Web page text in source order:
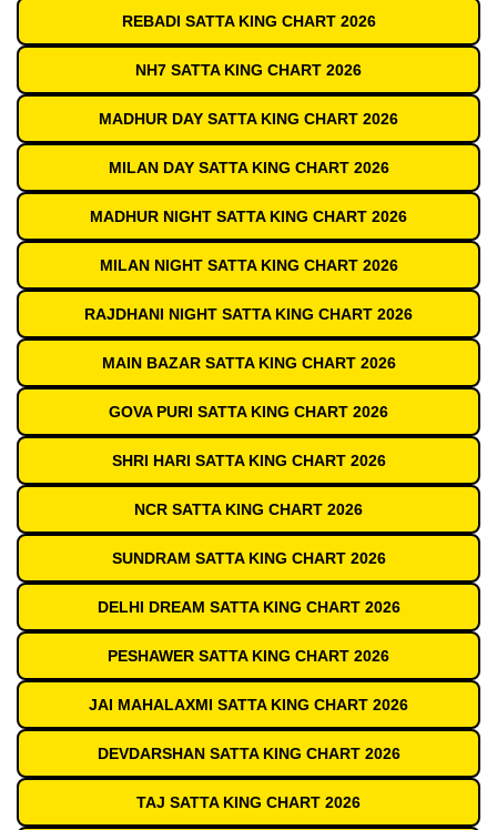
REBADI SATTA KING CHART 2026
NH7 SATTA KING CHART 2026
MADHUR DAY SATTA KING CHART 2026
MILAN DAY SATTA KING CHART 2026
MADHUR NIGHT SATTA KING CHART 2026
MILAN NIGHT SATTA KING CHART 2026
RAJDHANI NIGHT SATTA KING CHART 2026
MAIN BAZAR SATTA KING CHART 2026
GOVA PURI SATTA KING CHART 2026
SHRI HARI SATTA KING CHART 2026
NCR SATTA KING CHART 2026
SUNDRAM SATTA KING CHART 2026
DELHI DREAM SATTA KING CHART 2026
PESHAWER SATTA KING CHART 2026
JAI MAHALAXMI SATTA KING CHART 2026
DEVDARSHAN SATTA KING CHART 2026
TAJ SATTA KING CHART 2026